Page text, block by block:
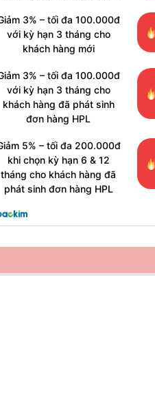
3% – tối đa 100.000đ
với kỳ hạn 3 tháng cho
khách hàng mới
3% – tối đa 100.000đ
với kỳ hạn 3 tháng cho
khách hàng đã phát sinh
đơn hàng HPL
5% – tối đa 200.000đ
khi chọn kỳ hạn 6 & 12
tháng cho khách hàng đã
phát sinh đơn hàng HPL